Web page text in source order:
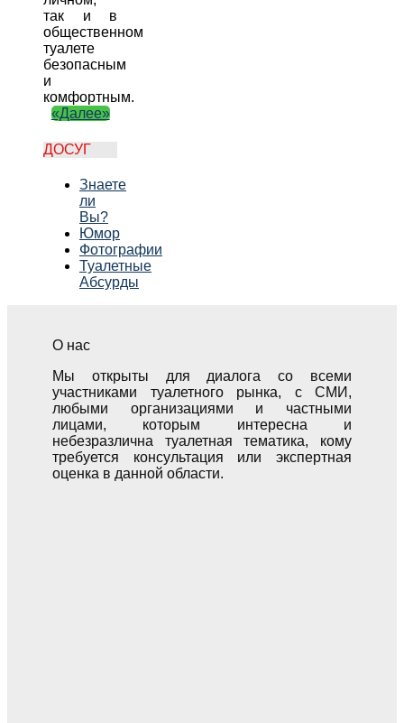
так и в
общественном
туалете
безопасным
и
комфортным.
«Далее»
ДОСУГ
Знаете
ли
Вы?
Юмор
Фотографии
Туалетные
Абсурды
О нас
Мы открыты для диалога со всеми
участниками туалетного рынка, с СМИ,
любыми организациями и частными
лицами, которым интересна и
небезразлична туалетная тематика, кому
требуется консультация или экспертная
оценка в данной области.